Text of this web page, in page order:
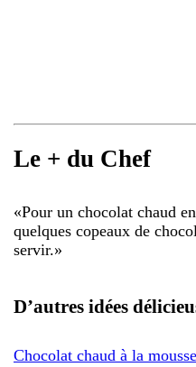
Le + du Chef
«Pour un chocolat chaud
quelques copeaux de
servir.»
D’autres idées
Chocolat chaud à la